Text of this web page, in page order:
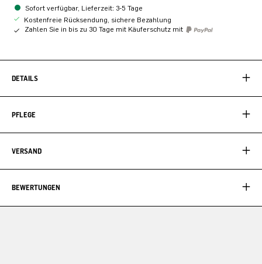
Sofort verfügbar, Lieferzeit: 3-5 Tage
Kostenfreie Rücksendung, sichere Bezahlung
Zahlen Sie in bis zu 30 Tage mit Käuferschutz mit
DETAILS
PFLEGE
VERSAND
BEWERTUNGEN